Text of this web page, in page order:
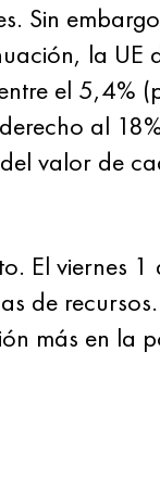
Sin
la UE
el 5,4%
al
valor de
El viernes
de recursos.
más en la